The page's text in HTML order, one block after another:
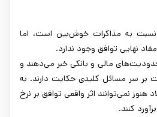
نسبت به مذاکرات خوش‌بین است، اما
نهایی توافق وجود ندارد.
مالی و بانکی خبر می‌دهند و
بر سر مسائل کلیدی حکایت دارند. به
هنوز نمی‌توانند اثر واقعی توافق بر نرخ
کنند.